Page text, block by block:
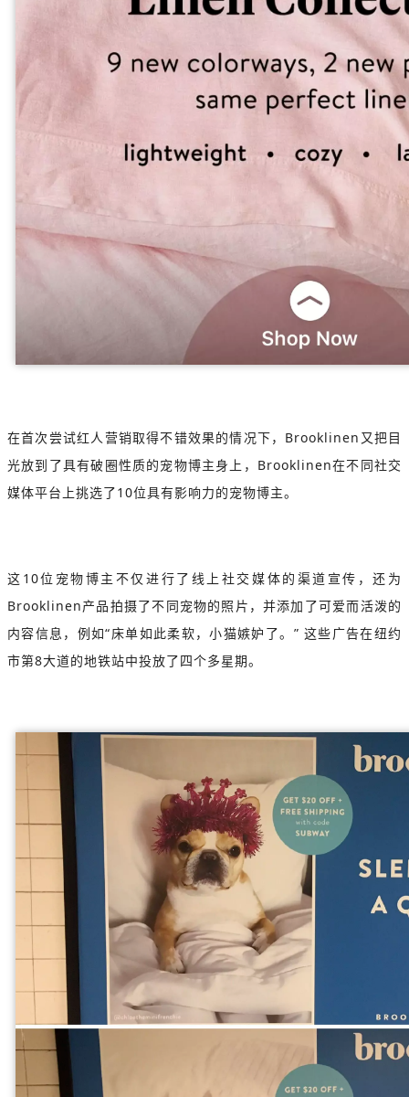
在首次尝试红人营销取得不错效果的情况下，Brooklinen又把目
光放到了具有破圈性质的宠物博主身上，Brooklinen在不同社交
媒体平台上挑选了10位具有影响力的宠物博主。
这10位宠物博主不仅进行了线上社交媒体的渠道宣传，还为
Brooklinen产品拍摄了不同宠物的照片，并添加了可爱而活泼的
内容信息，例如“床单如此柔软，小猫嫉妒了。” 这些广告在纽约
市第8大道的地铁站中投放了四个多星期。